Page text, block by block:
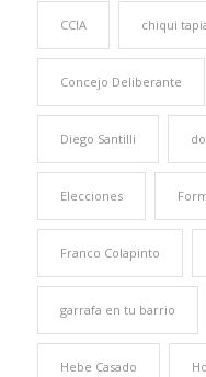
CCIA chiqui
Concejo Deliberante
Diego Santilli
Elecciones
Franco Colapinto
garrafa en tu barrio
Hebe Casado